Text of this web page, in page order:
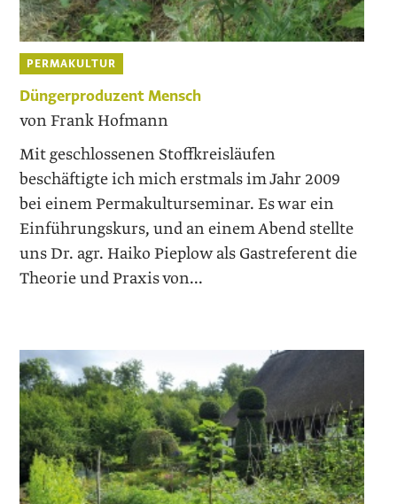
PERMAKULTUR
Düngerproduzent Mensch
von Frank Hofmann
Mit geschlossenen Stoffkreisläufen
beschäftigte ich mich erstmals im Jahr 2009
bei einem Permakulturseminar. Es war ein
Einführungskurs, und an einem Abend stellte
uns Dr. agr. Haiko Pieplow als Gastreferent die
Theorie und Praxis von...